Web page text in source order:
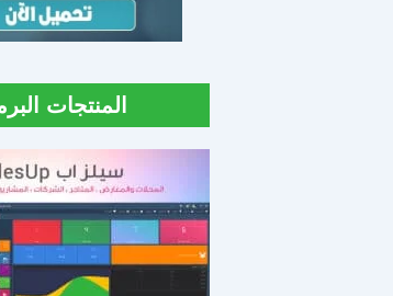
المنتجات